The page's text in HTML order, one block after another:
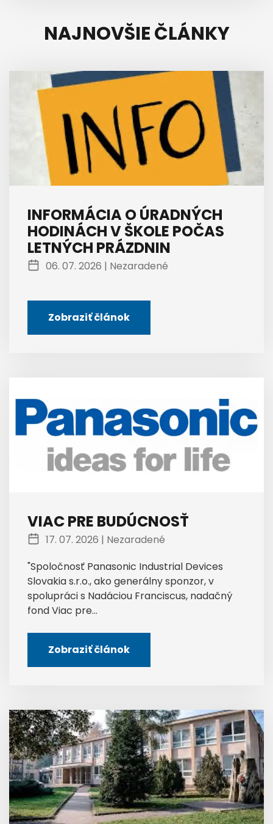
NAJNOVŠIE ČLÁNKY
INFORMÁCIA O ÚRADNÝCH
HODINÁCH V ŠKOLE POČAS
LETNÝCH PRÁZDNIN
06. 07. 2026 | Nezaradené
Zobraziť článok
VIAC PRE BUDÚCNOSŤ
17. 07. 2026 | Nezaradené
"Spoločnosť Panasonic Industrial Devices
Slovakia s.r.o., ako generálny sponzor, v
spolupráci s Nadáciou Franciscus, nadačný
fond Viac pre...
Zobraziť článok